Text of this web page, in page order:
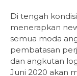
Di tengah
menerapkan
semua moda
pembatasan
dan angkutan
Juni 2020 akan